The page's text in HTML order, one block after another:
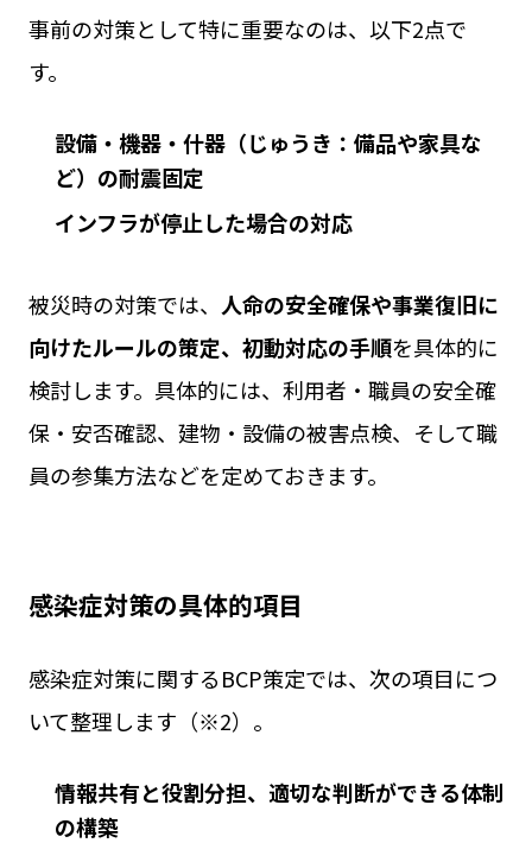
事前の対策として特に重要なのは、以下2点で
す。
設備・機器・什器（じゅうき：備品や家具な
ど）の耐震固定
インフラが停止した場合の対応
被災時の対策では、 人命の安全確保や事業復旧に
向けたルールの策定、初動対応の手順を具体的に
検討します。具体的には、利用者・職員の安全確
保・安否確認、建物・設備の被害点検、そして職
員の参集方法などを定めておきます。
感染症対策の具体的項目
感染症対策に関するBCP策定では、次の項目につ
いて整理します（※2）。
情報共有と役割分担、適切な判断ができる体制
の構築